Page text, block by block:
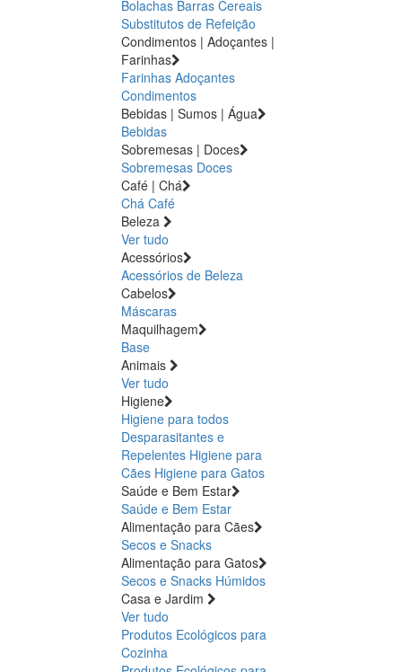
Bolachas Barras Cereais
Substitutos de Refeição
Condimentos | Adoçantes |
Farinhas
Farinhas Adoçantes
Condimentos
Bebidas | Sumos | Água
Bebidas
Sobremesas | Doces
Sobremesas Doces
Café | Chá
Chá Café
Beleza
Ver tudo
Acessórios
Acessórios de Beleza
Cabelos
Máscaras
Maquilhagem
Base
Animais
Ver tudo
Higiene
Higiene para todos
Desparasitantes e
Repelentes Higiene para
Cães Higiene para Gatos
Saúde e Bem Estar
Saúde e Bem Estar
Alimentação para Cães
Secos e Snacks
Alimentação para Gatos
Secos e Snacks Húmidos
Casa e Jardim
Ver tudo
Produtos Ecológicos para
Cozinha